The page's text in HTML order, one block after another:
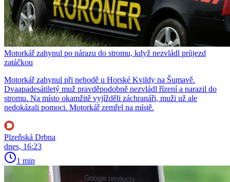
Motorkář zahynul po nárazu do stromu, když nezvládl průjezd
zatáčkou
Motorkář zahynul při nehodě u Horské Kvildy na Šumavě.
Dvaapadesátiletý muž pravděpodobně nezvládl řízení a narazil do
stromu. Na místo okamžitě vyjížděli záchranáři, muži už ale
nedokázali pomoci. Motorkář zemřel na místě.
Plzeňská Drbna
dnes, 16:23
1 min